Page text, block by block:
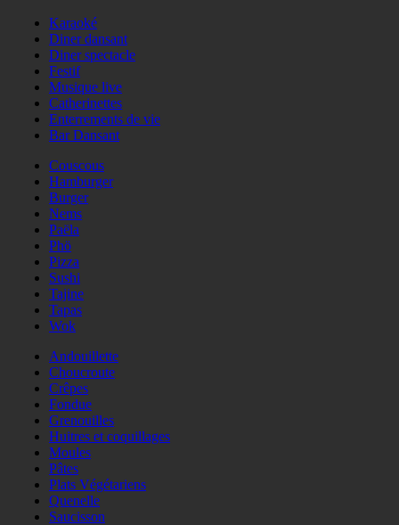
Karaoké
Diner dansant
Diner spectacle
Festif
Musique live
Catherinettes
Enterrements de vie
Bar Dansant
Couscous
Hamburger
Burger
Nems
Paëla
Phö
Pizza
Sushi
Tajine
Tapas
Wok
Andouillette
Choucroute
Crêpes
Fondue
Grenouilles
Huitres et coquillages
Moules
Pâtes
Plats Végétariens
Quenelle
Saucisson